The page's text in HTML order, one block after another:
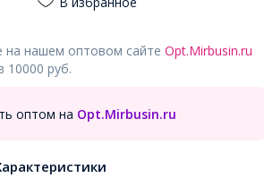
на нашем оптовом сайте Opt.Mirbusin.ru
10000 руб.
оптом на Opt.Mirbusin.ru